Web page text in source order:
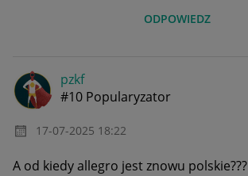
ODPOWIEDZ
pzkf
#10 Popularyzator
‎17-07-2025 18:22
A od kiedy allegro jest znowu polskie???